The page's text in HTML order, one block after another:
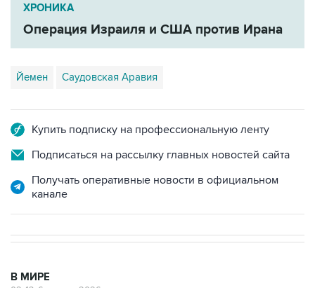
ХРОНИКА
Операция Израиля и США против Ирана
Йемен Саудовская Аравия
Купить подписку на профессиональную ленту
Подписаться на рассылку главных новостей сайта
Получать оперативные новости в официальном
канале
В МИРЕ